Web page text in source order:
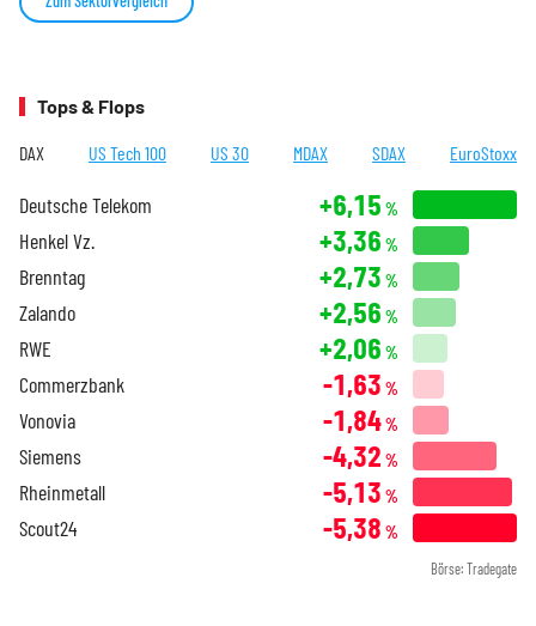
Tops & Flops
DAX US Tech 100 US 30 MDAX SDAX EuroStoxx
Deutsche Telekom +6,15 %
Henkel Vz. +3,36 %
Brenntag +2,73 %
Zalando +2,56 %
RWE +2,06 %
Commerzbank -1,63 %
Vonovia -1,84%
Siemens -4,32 %
Rheinmetall -5,13 %
Scout24 -5,38 %
Börse: Tradegate